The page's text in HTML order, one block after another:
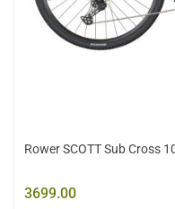
Rower SCOTT Sub Cross
3699.00